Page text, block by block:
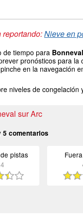
reportando:Nieve en
de tiempo para
pronósticos para
en la navegación
niveles de
sur Arc
5 comentarios
pistas